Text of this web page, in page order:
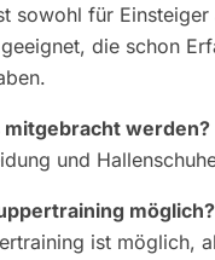
sowohl für
die schon
mitgebracht werden?
und
möglich?
ist möglich,